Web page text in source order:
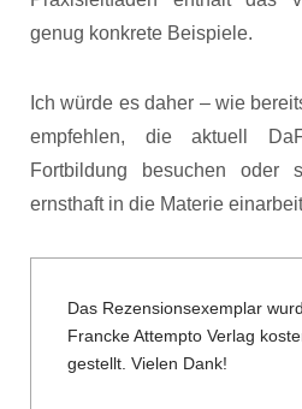
genug konkrete Beispiele.
Ich würde es daher – wie
empfehlen, die aktuell
Fortbildung besuchen oder
ernsthaft in die Materie
Das Rezensionsexemplar
Francke Attempto Verlag
gestellt. Vielen Dank!